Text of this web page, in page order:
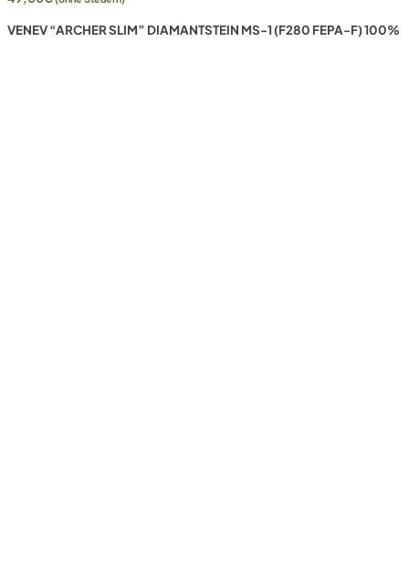
VENEV “ARCHER SLIM” DIAMANTSTEIN MS-1 (F280 FEPA-F) 100%